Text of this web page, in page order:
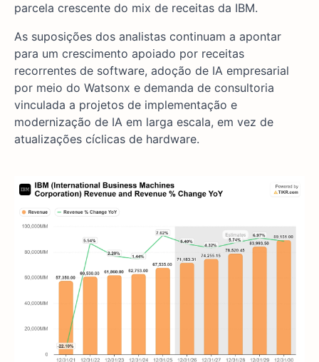
parcela crescente do mix de receitas da IBM.
As suposições dos analistas continuam a apontar
para um crescimento apoiado por receitas
recorrentes de software, adoção de IA empresarial
por meio do Watsonx e demanda de consultoria
vinculada a projetos de implementação e
modernização de IA em larga escala, em vez de
atualizações cíclicas de hardware.